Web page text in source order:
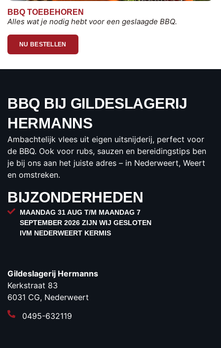
BBQ TOEBEHOREN
Alles wat je nodig hebt voor een geslaagde BBQ.
NU BESTELLEN
BBQ BIJ GILDESLAGERIJ
HERMANNS
Ambachtelijk vlees uit eigen uitsnijderij, perfect voor
de BBQ. Ook voor rubs, sauzen en bereidingstips ben
je bij ons aan het juiste adres – in Nederweert, Weert
en omstreken.
BIJZONDERHEDEN
MAANDAG 31 AUG T/M MAANDAG 7
SEPTEMBER 2026 ZIJN WIJ GESLOTEN
IVM NEDERWEERT KERMIS
Gildeslagerij Hermanns
Kerkstraat 83
6031 CG, Nederweert
0495-632119